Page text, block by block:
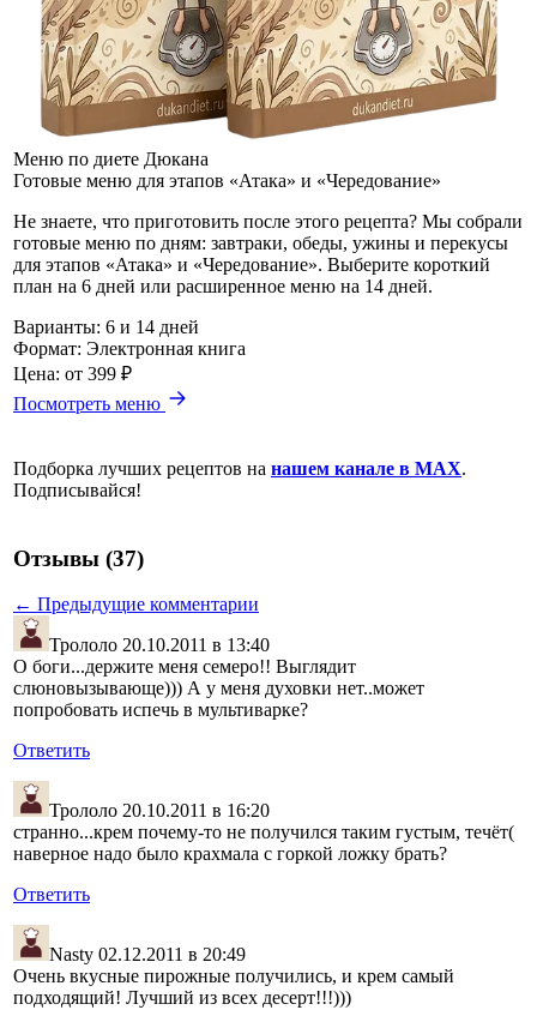
Меню по диете Дюкана
Готовые меню для этапов «Атака» и «Чередование»
Не знаете, что приготовить после этого рецепта? Мы собрали
готовые меню по дням: завтраки, обеды, ужины и перекусы
для этапов «Атака» и «Чередование». Выберите короткий
план на 6 дней или расширенное меню на 14 дней.
Варианты: 6 и 14 дней
Формат: Электронная книга
Цена: от 399 ₽
Посмотреть меню
Подборка лучших рецептов на нашем канале в MAX.
Подписывайся!
Отзывы (37)
← Предыдущие комментарии
Трололо 20.10.2011 в 13:40
О боги...держите меня семеро!! Выглядит
слюновызывающе))) А у меня духовки нет..может
попробовать испечь в мультиварке?
Ответить
Трололо 20.10.2011 в 16:20
странно...крем почему-то не получился таким густым, течёт(
наверное надо было крахмала с горкой ложку брать?
Ответить
Nasty 02.12.2011 в 20:49
Очень вкусные пирожные получились, и крем самый
подходящий! Лучший из всех десерт!!!)))